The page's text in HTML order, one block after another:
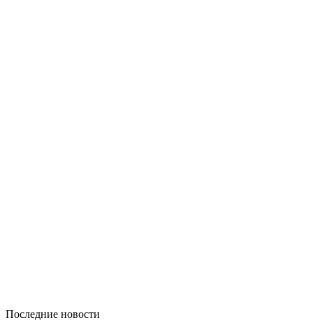
Последние новости